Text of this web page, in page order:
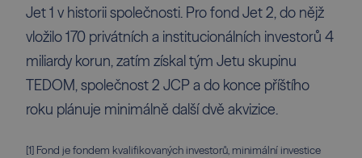
Jet 1 v historii společnosti. Pro fond Jet 2, do nějž
vložilo 170 privátních a institucionálních investorů 4
miliardy korun, zatím získal tým Jetu skupinu
TEDOM, společnost 2 JCP a do konce příštího
roku plánuje minimálně další dvě akvizice.
[1]Fond je fondem kvalifikovaných investorů, minimální investice